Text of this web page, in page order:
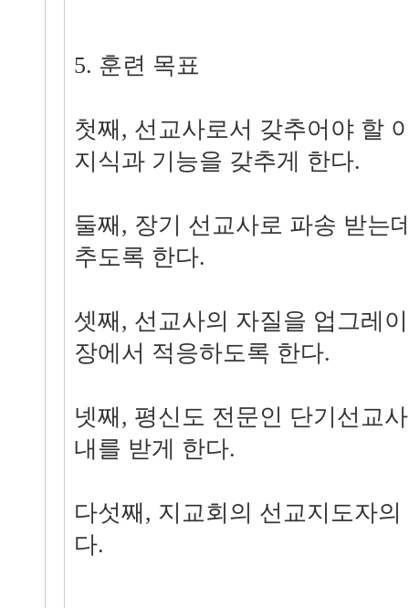
5. 훈련 목표
첫째, 선교사로서 갖추어야 할
지식과 기능을 갖추게 한다.
둘째, 장기 선교사로 파송 받는
추도록 한다.
셋째, 선교사의 자질을 업그레
장에서 적응하도록 한다.
넷째, 평신도 전문인 단기선교
내를 받게 한다.
다섯째, 지교회의 선교지도자
다.